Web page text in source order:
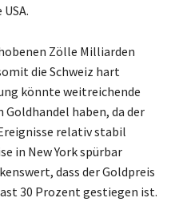
Zölle Milliarden
die Schweiz hart
könnte weitreichende
haben, da der
relativ stabil
in New York spürbar
dass der Goldpreis
30 Prozent gestiegen ist.